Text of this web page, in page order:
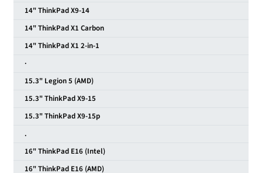
14" ThinkPad X9-14
14" ThinkPad X1 Carbon
14" ThinkPad X1 2-in-1
·
15.3" Legion 5 (AMD)
15.3" ThinkPad X9-15
15.3" ThinkPad X9-15p
.
16" ThinkPad E16 (Intel)
16" ThinkPad E16 (AMD)